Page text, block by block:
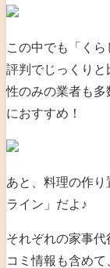
この中でも「くら
評判でじっくり
性のみの業者も
におすすめ！
あと、料理の作
ライン」だよ♪
それぞれの家事
コミ情報も含めて